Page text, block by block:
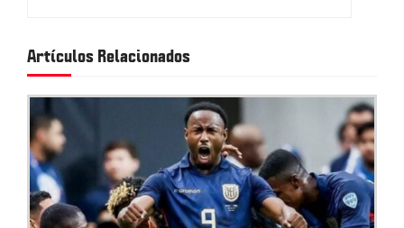
i
ó
n
d
e
Artículos Relacionados